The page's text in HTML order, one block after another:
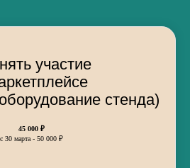
участие
стенда)
45 000 ₽
с 30 марта - 50 000 ₽